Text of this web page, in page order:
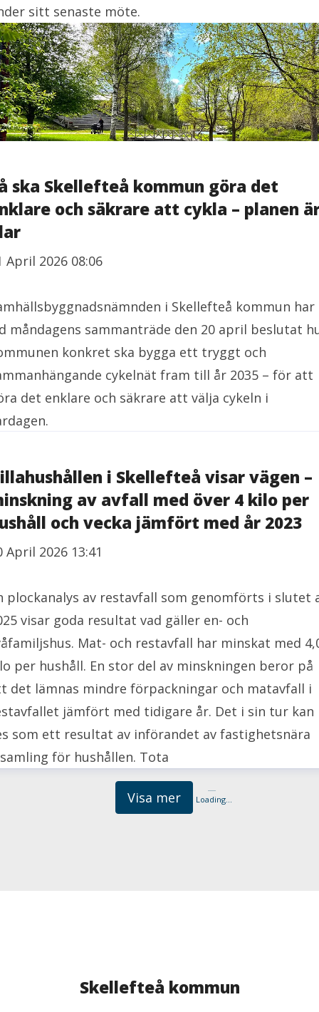
sitt senaste möte.
ska Skellefteå kommun göra det
och säkrare att cykla – planen
April 2026 08:06
i Skellefteå kommun har
måndagens sammanträde den 20 april beslutat
konkret ska bygga ett tryggt och
cykelnät fram till år 2035 – för att
det enklare och säkrare att välja cykeln i
i Skellefteå visar vägen –
av avfall med över 4 kilo per
och vecka jämfört med år 2023
April 2026 13:41
plockanalys av restavfall som genomförts i slutet
visar goda resultat vad gäller en- och
Mat- och restavfall har minskat med
per hushåll. En stor del av minskningen beror på
det lämnas mindre förpackningar och matavfall i
jämfört med tidigare år. Det i sin tur kan
som ett resultat av införandet av fastighetsnära
för hushållen. Tota
Visa mer Loading...
Skellefteå kommun